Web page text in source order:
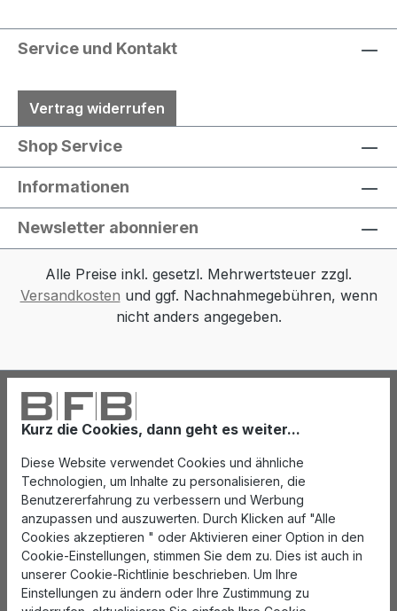
Kurz die Cookies, dann geht es weiter...
Diese Website verwendet Cookies und ähnliche
Technologien, um Inhalte zu personalisieren, die
Benutzererfahrung zu verbessern und Werbung
anzupassen und auszuwerten. Durch Klicken auf "Alle
Cookies akzeptieren " oder Aktivieren einer Option in den
Cookie-Einstellungen, stimmen Sie dem zu. Dies ist auch in
unserer Cookie-Richtlinie beschrieben. Um Ihre
Einstellungen zu ändern oder Ihre Zustimmung zu
Service und Kontakt
Vertrag widerrufen
Shop Service
Informationen
Newsletter abonnieren
Alle Preise inkl. gesetzl. Mehrwertsteuer zzgl.
Versandkosten und ggf. Nachnahmegebühren, wenn
nicht anders angegeben.